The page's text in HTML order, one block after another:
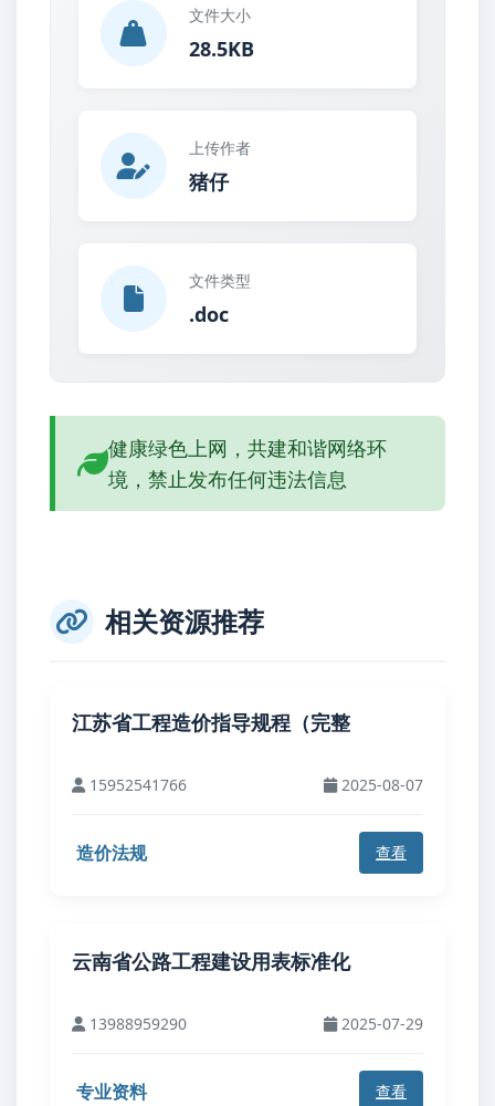
文件大小
28.5KB
上传作者
猪仔
文件类型
.doc
健康绿色上网，共建和谐网络环
境，禁止发布任何违法信息
相关资源推荐
江苏省工程造价指导规程（完整
15952541766 2025-08-07
造价法规 查看
云南省公路工程建设用表标准化
13988959290 2025-07-29
专业资料 查看